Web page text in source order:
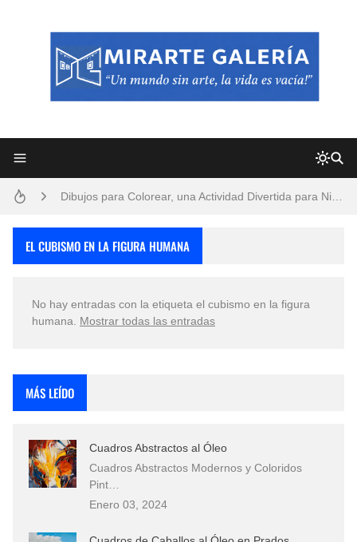
San Valentín Dibujos a Lápiz del 14 de Febrero
El mundo del arte en pintura surrealista
EL CUBISMO EN LA FIGURA HUMANA
No hay entradas con la etiqueta el cubismo en la figura
humana
Mostrar todas las entradas
MÁS LEÍDO
Cuadros Abstractos al Óleo
Cuadros Abstractos Modernos y Coloridos
Pint…
Enero 03, 2024